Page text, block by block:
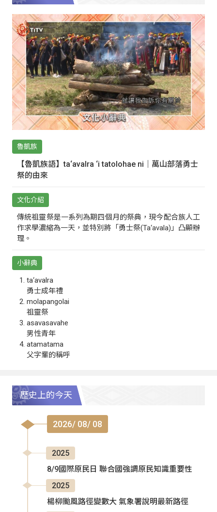
魯凱族
【魯凱族語】ta‘avalra ‘i tatolohae ni｜萬山部落勇士
祭的由來
文化介紹
傳統祖靈祭是一系列為期四個月的祭典，現今配合族人工
作求學濃縮為一天，並特別將「勇士祭(Ta‘avala)」凸顯辦
理。
小辭典
ta‘avalra
勇士成年禮
molapangolai
祖靈祭
asavasavahe
男性青年
atamatama
父字輩的稱呼
歷史上的今天
2026/ 08/ 08
2025
8/9國際原民日 聯合國強調原民知識重要性
2025
楊柳颱風路徑變數大 氣象署說明最新路徑